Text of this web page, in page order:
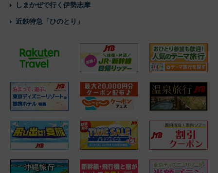
しまかぜで行く伊勢志摩
近鉄特急「ひのとり」